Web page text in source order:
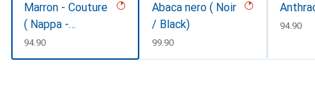
Marron - Couture
( Nappa -
Pantone
#8B4720 )
CHF
94.90
Abaca nero ( Noir
/ Black)
CHF
99.90
CHF
94.90